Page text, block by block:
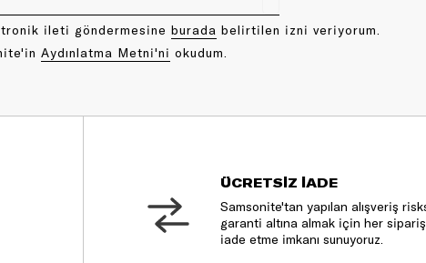
ileti göndermesine bu rada belirtilen izni veriyorum.
Aydınlatma Metni'ni okudum.
ÜCRETSİZ İADE
Samsonite'tan yapılan alışveriş
garanti altına almak için her
iade etme imkanı sunuyoruz.